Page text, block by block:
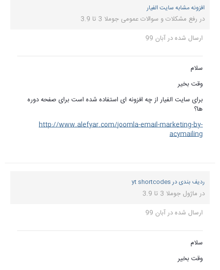
افزونه مشابه سایت الفیار
در رفع مشکلات و سوالات عمومی جوملا 3 تا 3.9
ارسال شده درآبان 99
سلام
وقت بخیر
برای سایت الفیار از چه افزونه ای استفاده شده است برای صفحه دوره
ها؟
http://www.alefyar.com/joomla-email-marketing-by-
acymailing
ردیف بندی در yt shortcodes
در ماژول جوملا 3 تا 3.9
ارسال شده درآبان 99
سلام
وقت بخیر